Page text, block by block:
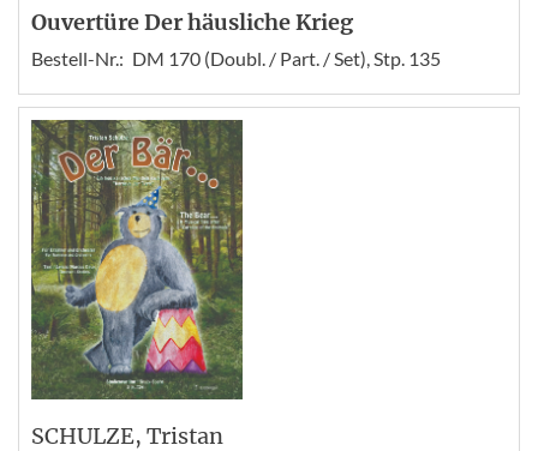
Ouvertüre Der häusliche Krieg
Bestell-Nr.: DM 170 (Doubl. / Part. / Set), Stp. 135
SCHULZE, Tristan